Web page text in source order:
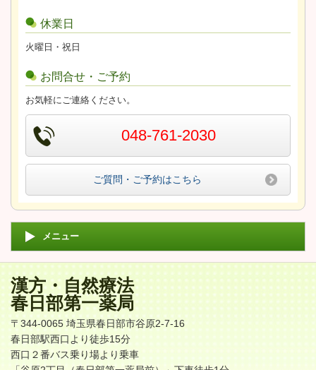
休業日
火曜日・祝日
お問合せ・ご予約
お気軽にご連絡ください。
048-761-2030
ご質問・ご予約はこちら
メニュー
漢方・自然療法
春日部第一薬局
〒344-0065 埼玉県春日部市谷原2-7-16
春日部駅西口より徒歩15分
西口２番バス乗り場より乗車